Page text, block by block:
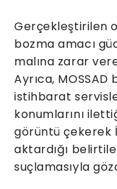
Gerçekleştirilen
bozma amacı
malına zarar
Ayrıca,
istihbarat
konumlarını
görüntü çekerek
aktardığı
suçlamasıyla